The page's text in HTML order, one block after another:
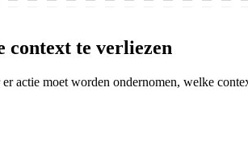
context te verliezen
actie moet worden ondernomen, welke